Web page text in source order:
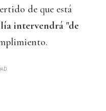
de que está
intervendrá "de